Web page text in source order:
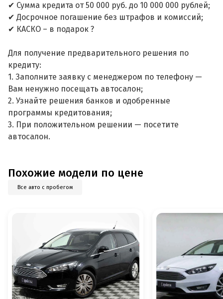
✔ Сумма кредита от 50 000 руб. до 10 000 000 рублей;
✔ Досрочное погашение без штрафов и комиссий;
✔ КАСКО – в подарок ?
Для получение предварительного решения по
кредиту:
1. Заполните заявку с менеджером по телефону —
Вам ненужно посещать автосалон;
2. Узнайте решения банков и одобренные
программы кредитования;
3. При положительном решении — посетите
автосалон.
Похожие модели по цене
Все авто с пробегом